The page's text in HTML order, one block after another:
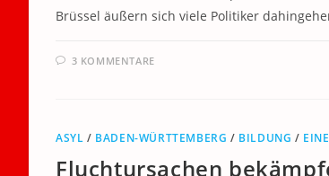
Brüssel äußern sich viele Politiker
3 KOMMENTARE
ASYL / BADEN-WÜRTTEMBERG / BILDUNG /
Fluchtursachen